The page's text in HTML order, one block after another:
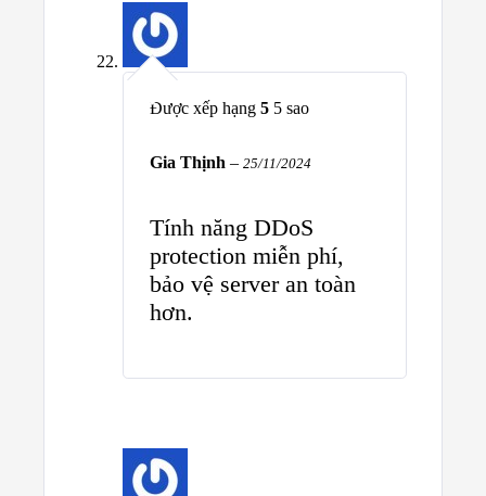
Được xếp hạng 5 5 sao
Gia Thịnh – 25/11/2024
Tính năng DDoS
protection miễn phí,
bảo vệ server an toàn
hơn.